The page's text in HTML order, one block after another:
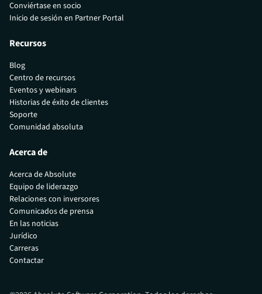
Conviértase en socio
Inicio de sesión en Partner Portal
Recursos
Blog
Centro de recursos
Eventos y webinars
Historias de éxito de clientes
Soporte
Comunidad absoluta
Acerca de
Acerca de Absolute
Equipo de liderazgo
Relaciones con inversores
Comunicados de prensa
En las noticias
Jurídico
Carreras
Contactar